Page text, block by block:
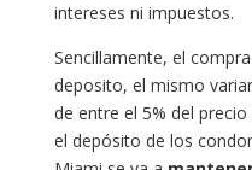
intereses ni impuestos.
Sencillamente, el
deposito, el mismo
de entre el 5% del
el depósito de los